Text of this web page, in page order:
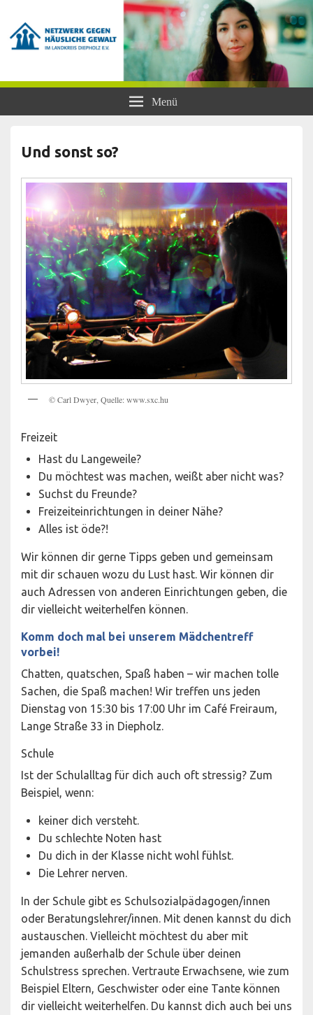
Netzwerk gegen Häusliche Gewalt
Frauen- und Kinderschutzhaus Diepholz, Beratungsstellen für Frauen und
Mädchen, BISS
Menü
Und sonst so?
© Carl Dwyer, Quelle: www.sxc.hu
Freizeit
Hast du Langeweile?
Du möchtest was machen, weißt aber nicht was?
Suchst du Freunde?
Freizeiteinrichtungen in deiner Nähe?
Alles ist öde?!
Wir können dir gerne Tipps geben und gemeinsam
mit dir schauen wozu du Lust hast. Wir können dir
auch Adressen von anderen Einrichtungen geben, die
dir vielleicht weiterhelfen können.
Komm doch mal bei unserem Mädchentreff
vorbei!
Chatten, quatschen, Spaß haben – wir machen tolle
Sachen, die Spaß machen! Wir treffen uns jeden
Dienstag von 15:30 bis 17:00 Uhr im Café Freiraum,
Lange Straße 33 in Diepholz.
Schule
Ist der Schulalltag für dich auch oft stressig? Zum
Beispiel, wenn:
keiner dich versteht.
Du schlechte Noten hast
Du dich in der Klasse nicht wohl fühlst.
Die Lehrer nerven.
In der Schule gibt es Schulsozialpädagogen/innen
oder Beratungslehrer/innen. Mit denen kannst du dich
austauschen. Vielleicht möchtest du aber mit
jemanden außerhalb der Schule über deinen
Schulstress sprechen. Vertraute Erwachsene, wie zum
Beispiel Eltern, Geschwister oder eine Tante können
dir vielleicht weiterhelfen. Du kannst dich auch bei uns